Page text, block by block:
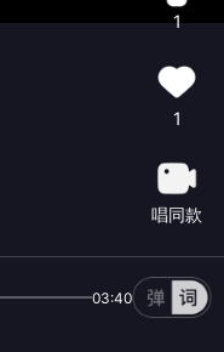
1
1
唱同款
03:40